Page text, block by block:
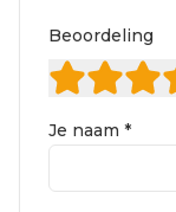
Beoordeling
Je naam *